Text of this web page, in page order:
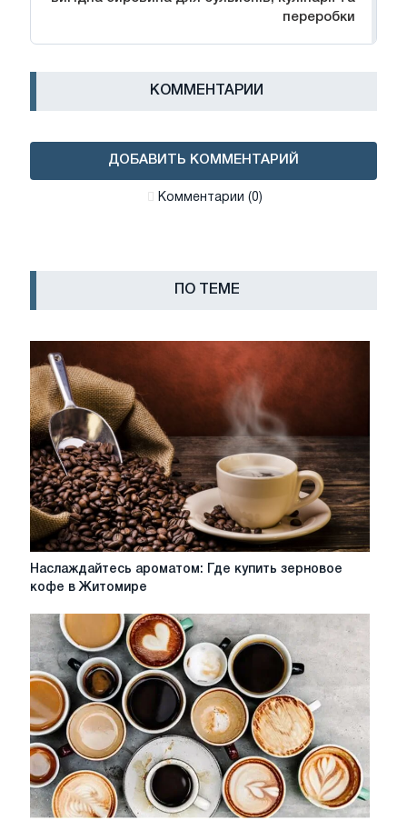
переробки
КОММЕНТАРИИ
ДОБАВИТЬ КОММЕНТАРИЙ
Комментарии (0)
ПО ТЕМЕ
Наслаждайтесь
ароматом:
купить
зерновое
кофе
в
Житомире
Наслаждайтесь ароматом: Где купить зерновое
кофе в Житомире